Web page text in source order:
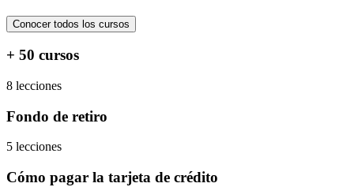
Conocer todos los cursos
+ 50 cursos
8 lecciones
Fondo de retiro
5 lecciones
Cómo pagar la tarjeta de crédito